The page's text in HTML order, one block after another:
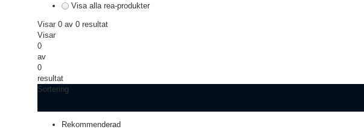
Visa alla rea-produkter
Visar 0 av 0 resultat
Visar
0
av
0
resultat
Sortering
Rekommenderad